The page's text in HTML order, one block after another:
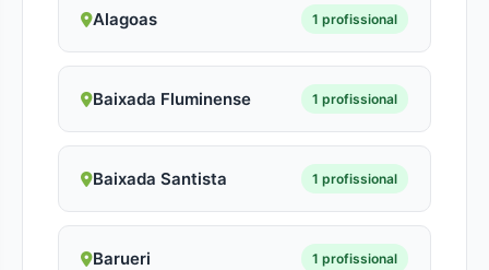
Alagoas 1 profissional
Baixada Fluminense 1 profissional
Baixada Santista 1 profissional
Barueri 1 profissional